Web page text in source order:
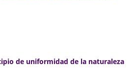
de uniformidad de la naturaleza